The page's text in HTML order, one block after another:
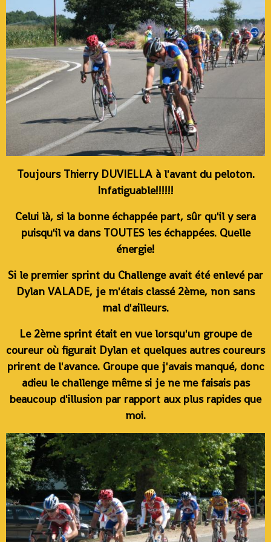
Toujours Thierry DUVIELLA à l'avant du peloton.
Infatiguable!!!!!!
Celui là, si la bonne échappée part, sûr qu'il y sera
puisqu'il va dans TOUTES les échappées. Quelle
énergie!
Si le premier sprint du Challenge avait été enlevé par
Dylan VALADE, je m'étais classé 2ème, non sans
mal d'ailleurs.
Le 2ème sprint était en vue lorsqu'un groupe de
coureur où figurait Dylan et quelques autres coureurs
prirent de l'avance. Groupe que j'avais manqué, donc
adieu le challenge même si je ne me faisais pas
beaucoup d'illusion par rapport aux plus rapides que
moi.